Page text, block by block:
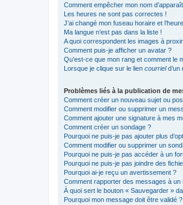
Comment empêcher mon nom
Les heures ne sont pas correctes !
J’ai changé mon fuseau horaire et
Ma langue n’est pas dans la liste !
A quoi correspondent les images à
Comment puis-je afficher un avatar ?
Qu’est-ce que mon rang et comment le
Lorsque je clique sur le lien courrield’un
Problèmes liés à la publication de
Comment créer un nouveau sujet ou
Comment modifier ou supprimer un
Comment ajouter une signature à mes
Comment créer un sondage ?
Pourquoi ne puis-je pas ajouter plus
Comment modifier ou supprimer un
Pourquoi ne puis-je pas accéder à un
Pourquoi ne puis-je pas joindre des
Pourquoi ai-je reçu un avertissement ?
Comment rapporter des messages à un
À quoi sert le bouton « Sauvegarder »
Pourquoi mon message doit être validé ?